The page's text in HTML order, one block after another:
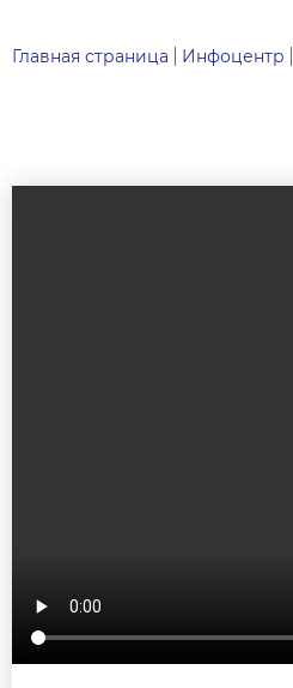
Главная страница Инфоцентр